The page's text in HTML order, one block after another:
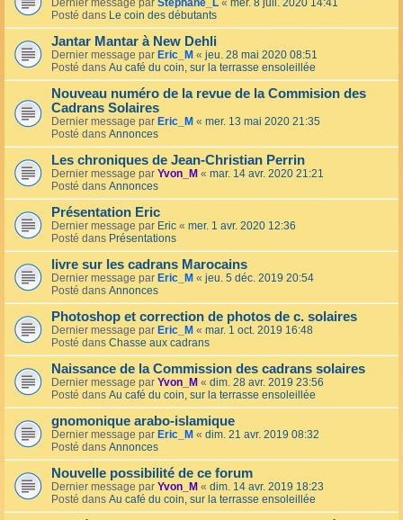
Dernier message par Stéphane_L « mer. 8 juil. 2020 14:41
Posté dans Le coin des débutants
Jantar Mantar à New Dehli
Dernier message par Eric_M « jeu. 28 mai 2020 08:51
Posté dans Au café du coin, sur la terrasse ensoleillée
Nouveau numéro de la revue de la Commision des
Cadrans Solaires
Dernier message par Eric_M « mer. 13 mai 2020 21:35
Posté dans Annonces
Les chroniques de Jean-Christian Perrin
Dernier message par Yvon_M « mar. 14 avr. 2020 21:21
Posté dans Annonces
Présentation Eric
Dernier message par Eric « mer. 1 avr. 2020 12:36
Posté dans Présentations
livre sur les cadrans Marocains
Dernier message par Eric_M « jeu. 5 déc. 2019 20:54
Posté dans Annonces
Photoshop et correction de photos de c. solaires
Dernier message par Eric_M « mar. 1 oct. 2019 16:48
Posté dans Chasse aux cadrans
Naissance de la Commission des cadrans solaires
Dernier message par Yvon_M « dim. 28 avr. 2019 23:56
Posté dans Au café du coin, sur la terrasse ensoleillée
gnomonique arabo-islamique
Dernier message par Eric_M « dim. 21 avr. 2019 08:32
Posté dans Annonces
Nouvelle possibilité de ce forum
Dernier message par Yvon_M « dim. 14 avr. 2019 18:23
Posté dans Au café du coin, sur la terrasse ensoleillée